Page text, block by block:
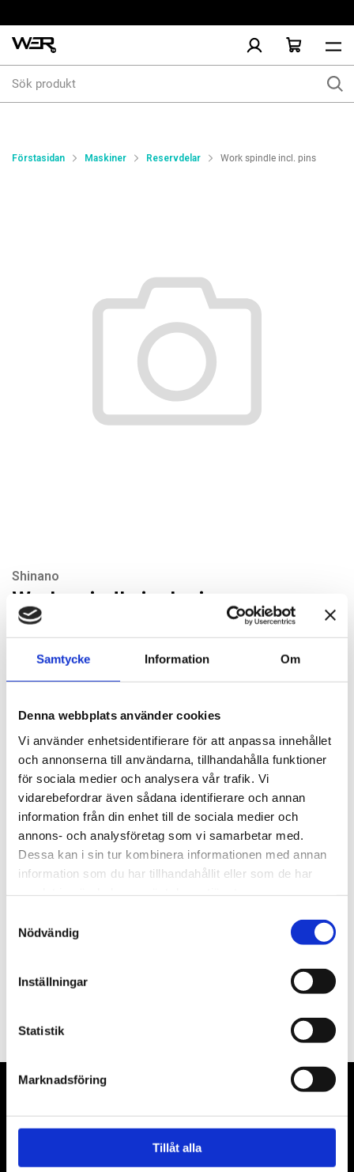
Samtycke Information Om
Denna webbplats använder cookies
Vi använder enhetsidentifierare för att anpassa innehållet
och annonserna till användarna, tillhandahålla funktioner
för sociala medier och analysera vår trafik. Vi
vidarebefordrar även sådana identifierare och annan
information från din enhet till de sociala medier och
annons- och analysföretag som vi samarbetar med.
Dessa kan i sin tur kombinera informationen med annan
information som du har tillhandahållit eller som de har
Nödvändig
Inställningar
Statistik
Marknadsföring
Tillåt alla
produkt
Förstasidan Maskiner Reservdelar Work spindle incl. pins
Shinano
Work spindle incl. pins
461 kr
st Lägg i varukorgen
Finns i lager
Beskrivning
Adress: Elementvägen 7, 702 27 Örebro